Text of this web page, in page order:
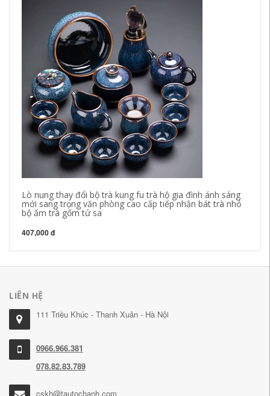
Lò nung thay đổi bộ trà kung fu trà hộ gia đình ánh sáng
mới sang trọng văn phòng cao cấp tiếp nhận bát trà nhỏ
bộ ấm trà gốm tử sa
407,000 đ
LIÊN HỆ
111 Triều Khúc - Thanh Xuân - Hà Nội
0966.966.381
078.82.83.789
cskh@tautochanh.com